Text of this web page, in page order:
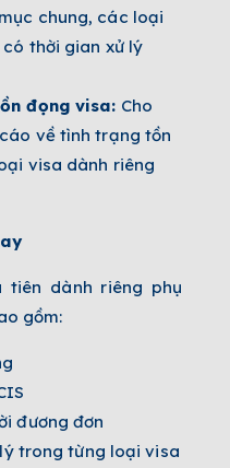
chung, các loại
thời gian xử lý
đọng visa: Cho
về tình trạng tồn
visa dành riêng
tiên dành riêng phụ
gồm:
đương đơn
trong từng loại visa